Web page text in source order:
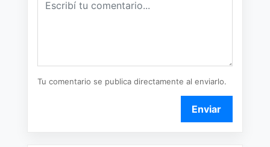
Tu comentario se publica directamente al enviarlo.
Enviar